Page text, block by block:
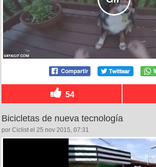
54
Bicicletas de nueva tecnología
por Ciclist el 25 nov 2015, 07:31